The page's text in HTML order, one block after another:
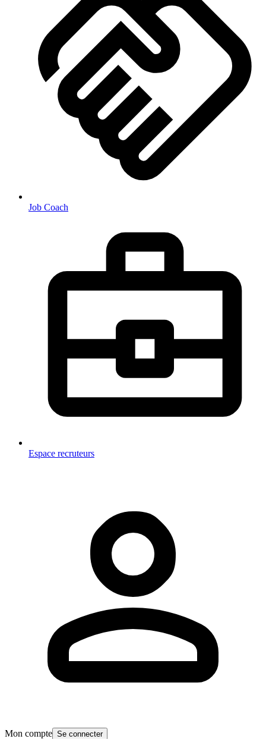
Job Coach
Espace recruteurs
Mon compte Se connecter